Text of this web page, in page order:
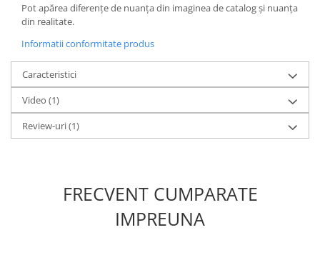
Pot apărea diferențe de nuanța din imaginea de catalog și nuanța
din realitate.
Informatii conformitate produs
Caracteristici
Video (1)
Review-uri(1)
FRECVENT CUMPARATE
IMPREUNA